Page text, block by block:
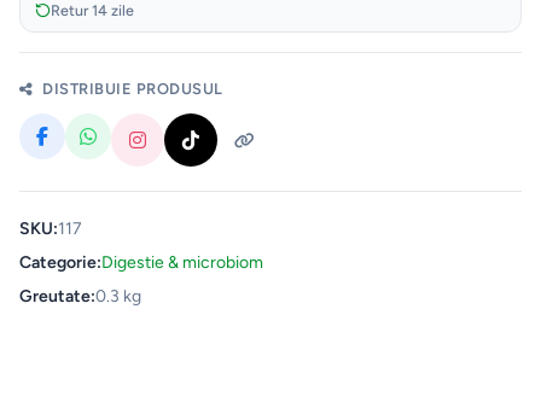
Retur 14 zile
DISTRIBUIE PRODUSUL
SKU:117
Categorie:Digestie & microbiom
Greutate:0.3 kg